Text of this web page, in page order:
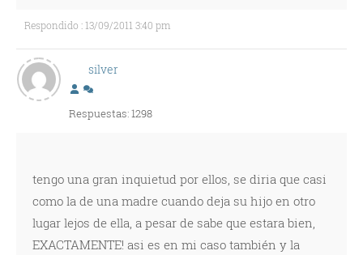
Respondido : 13/09/2011 3:40 pm
silver
Respuestas: 1298
tengo una gran inquietud por ellos, se diria que casi
como la de una madre cuando deja su hijo en otro
lugar lejos de ella, a pesar de sabe que estara bien,
EXACTAMENTE! asi es en mi caso también y la